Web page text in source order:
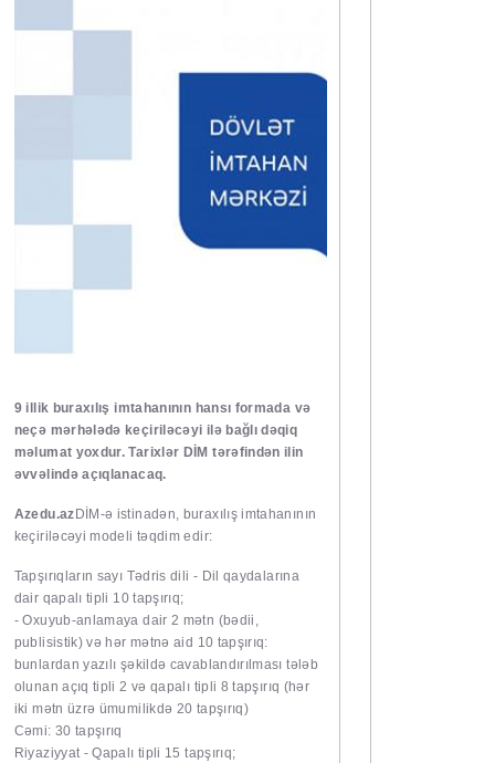
9 illik buraxılış imtahanının hansı formada və
neçə mərhələdə keçiriləcəyi ilə bağlı dəqiq
məlumat yoxdur. Tarixlər DİM tərəfindən ilin
əvvəlində açıqlanacaq.
Azedu.az DİM-ə istinadən, buraxılış imtahanının
keçiriləcəyi modeli təqdim edir:
Tapşırıqların sayı Tədris dili - Dil qaydalarına
dair qapalı tipli 10 tapşırıq;
- Oxuyub-anlamaya dair 2 mətn (bədii,
publisistik) və hər mətnə aid 10 tapşırıq:
bunlardan yazılı şəkildə cavablandırılması tələb
olunan açıq tipli 2 və qapalı tipli 8 tapşırıq (hər
iki mətn üzrə ümumilikdə 20 tapşırıq)
Cəmi: 30 tapşırıq
Riyaziyyat - Qapalı tipli 15 tapşırıq;